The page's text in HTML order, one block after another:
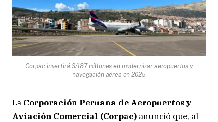
Corpac invertirá S/187 millones en modernizar aeropuertos y
navegación aérea en 2025
La Corporación Peruana de Aeropuertos y
Aviación Comercial (Corpac) anunció que, al